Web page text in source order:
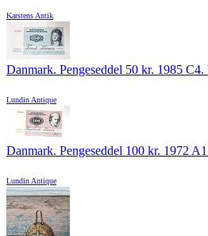
Karstens Antik
Danmark. Pengeseddel 50 kr. 1985
Lundin Antique
Danmark. Pengeseddel 100 kr. 1972
Lundin Antique